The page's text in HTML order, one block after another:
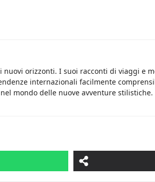
orizzonti. I suoi racconti di viaggi e
internazionali facilmente
mondo delle nuove avventure stilistiche.